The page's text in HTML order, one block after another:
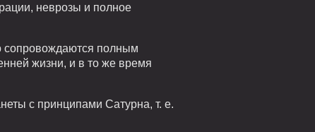
неврозы и полное
сопровождаются полным
жизни, и в то же время
с принципами Сатурна, т. е.